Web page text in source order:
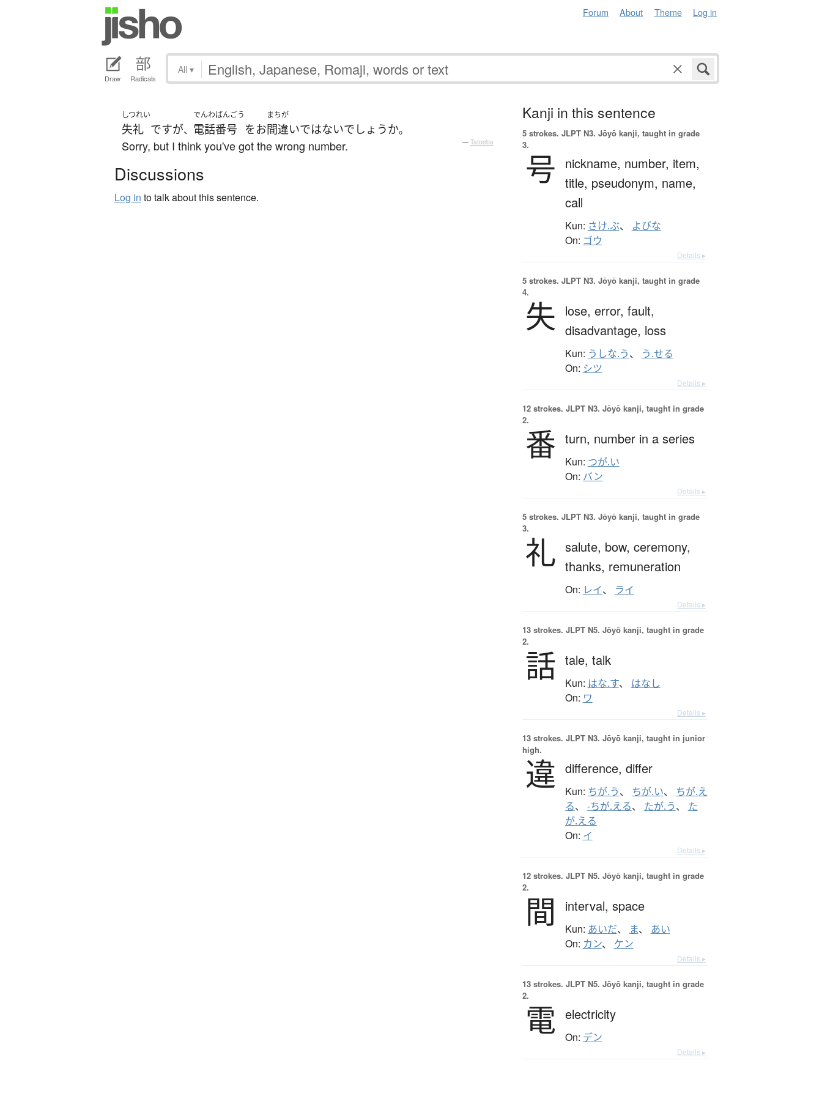
Forum About Theme Log in
Draw Radicals
All ▾
しつれい
失礼 ですが、
でんわ
電話
ばんごう
番号 をお
まちが
間違いではないでしょうか。
Sorry, but I think you've got the wrong number. — Tatoeba
Discussions
Log in to talk about this sentence.
Kanji in this sentence
5 strokes. JLPT N3. Jōyō kanji, taught in grade
3.
号 nickname, number, item,
title, pseudonym, name,
call
Kun: さけ.ぶ、 よびな
On: ゴウ
Details ▸
5 strokes. JLPT N3. Jōyō kanji, taught in grade
4.
失 lose, error, fault,
disadvantage, loss
Kun: うしな.う、 う.せる
On: シツ
Details ▸
12 strokes. JLPT N3. Jōyō kanji, taught in grade
2.
番 turn, number in a series
Kun: つが.い
On: バン
Details ▸
5 strokes. JLPT N3. Jōyō kanji, taught in grade
3.
礼 salute, bow, ceremony,
thanks, remuneration
On: レイ、 ライ
Details ▸
13 strokes. JLPT N5. Jōyō kanji, taught in grade
2.
話 tale, talk
Kun: はな.す、 はなし
On: ワ
Details ▸
13 strokes. JLPT N3. Jōyō kanji, taught in junior
high.
違 difference, differ
Kun: ちが.う、 ちが.い、 ちが.え
る、 -ちが.える、 たが.う、 た
が.える
On: イ
Details ▸
12 strokes. JLPT N5. Jōyō kanji, taught in grade
2.
間 interval, space
Kun: あいだ、 ま、 あい
On: カン、 ケン
Details ▸
13 strokes. JLPT N5. Jōyō kanji, taught in grade
2.
電 electricity
On: デン
Details ▸